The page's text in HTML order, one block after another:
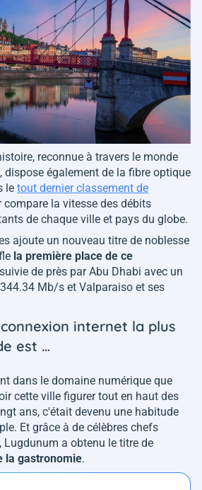
reconnue à travers le monde
dispose également de la fibre optique
le tout dernier classement de
compare la vitesse des débits
de chaque ville et pays du globe.
ajoute un nouveau titre de noblesse
la première place de ce
de près par Abu Dhabi avec un
Mb/s et Valparaiso et ses
internet la plus
est …
dans le domaine numérique que
cette ville figurer tout en haut des
ans, c'était devenu une habitude
Et grâce à de célèbres chefs
Lugdunum a obtenu le titre de
la gastronomie.